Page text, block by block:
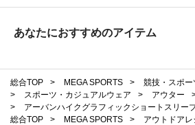
あなたにおすすめのアイテム
総合TOP > MEGA SPORTS >
競技・スポー
>
スポーツ・カジュアルウェア > アウター
>
アーバンハイクグラフィックショートスリー
総合TOP
> MEGA SPORTS >
アウトドアレ